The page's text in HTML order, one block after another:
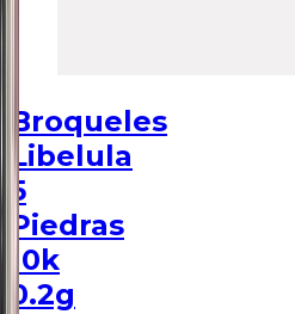
Broqueles
Libelula
5
Piedras
10k
0.2g